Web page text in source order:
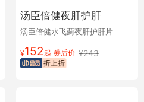
汤臣倍健夜肝护肝
汤臣倍健水飞蓟夜肝护肝片
¥152 起 券后价 ¥243